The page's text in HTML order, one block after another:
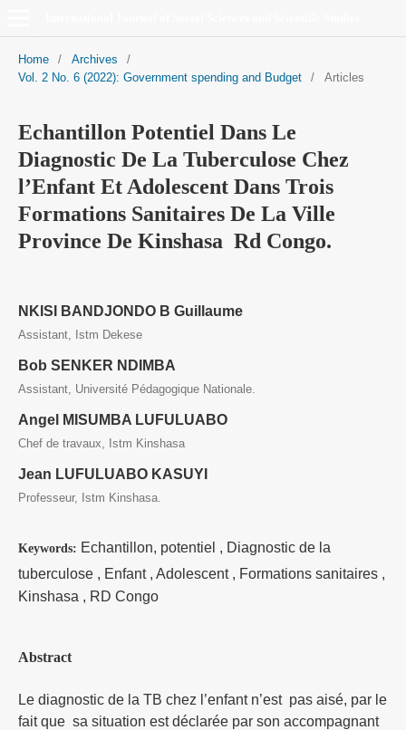
Home / Archives
/
Vol. 2 No. 6 (2022): Government spending and Budget
/ Articles
Echantillon Potentiel Dans Le
Diagnostic De La Tuberculose Chez
l’Enfant Et Adolescent Dans Trois
Formations Sanitaires De La Ville
Province De Kinshasa Rd Congo.
NKISI BANDJONDO B Guillaume
Assistant, Istm Dekese
Bob SENKER NDIMBA
Assistant, Université Pédagogique Nationale.
Angel MISUMBA LUFULUABO
Chef de travaux, Istm Kinshasa
Jean LUFULUABO KASUYI
Professeur, Istm Kinshasa.
Keywords: Echantillon, potentiel , Diagnostic de la
tuberculose , Enfant , Adolescent , Formations sanitaires ,
Kinshasa , RD Congo
Abstract
Le diagnostic de la TB chez l’enfant n’est pas aisé, par le
fait que sa situation est déclarée par son accompagnant